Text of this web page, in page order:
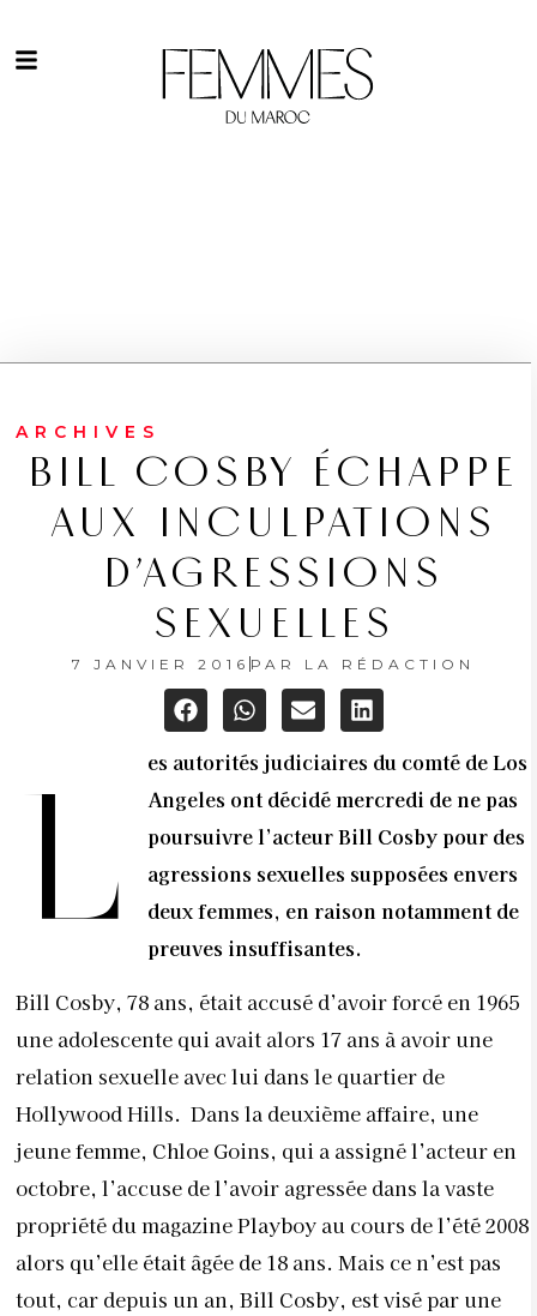
ARCHIVES
BILL COSBY ÉCHAPPE
AUX INCULPATIONS
D’AGRESSIONS
SEXUELLES
7 JANVIER 2016 PAR LA RÉDACTION
L
es autorités judiciaires du comté de Los
Angeles ont décidé mercredi de ne pas
poursuivre l’acteur Bill Cosby pour des
agressions sexuelles supposées envers
deux femmes, en raison notamment de
preuves insuffisantes.
Bill Cosby, 78 ans, était accusé d’avoir forcé en 1965
une adolescente qui avait alors 17 ans à avoir une
relation sexuelle avec lui dans le quartier de
Hollywood Hills. Dans la deuxième affaire, une
jeune femme, Chloe Goins, qui a assigné l’acteur en
octobre, l’accuse de l’avoir agressée dans la vaste
propriété du magazine Playboy au cours de l’été 2008
alors qu’elle était âgée de 18 ans. Mais ce n’est pas
tout, car depuis un an, Bill Cosby, est visé par une